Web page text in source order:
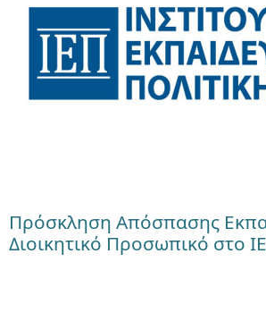
Πρόσκληση Απόσπασης
Διοικητικό Προσωπικό στο